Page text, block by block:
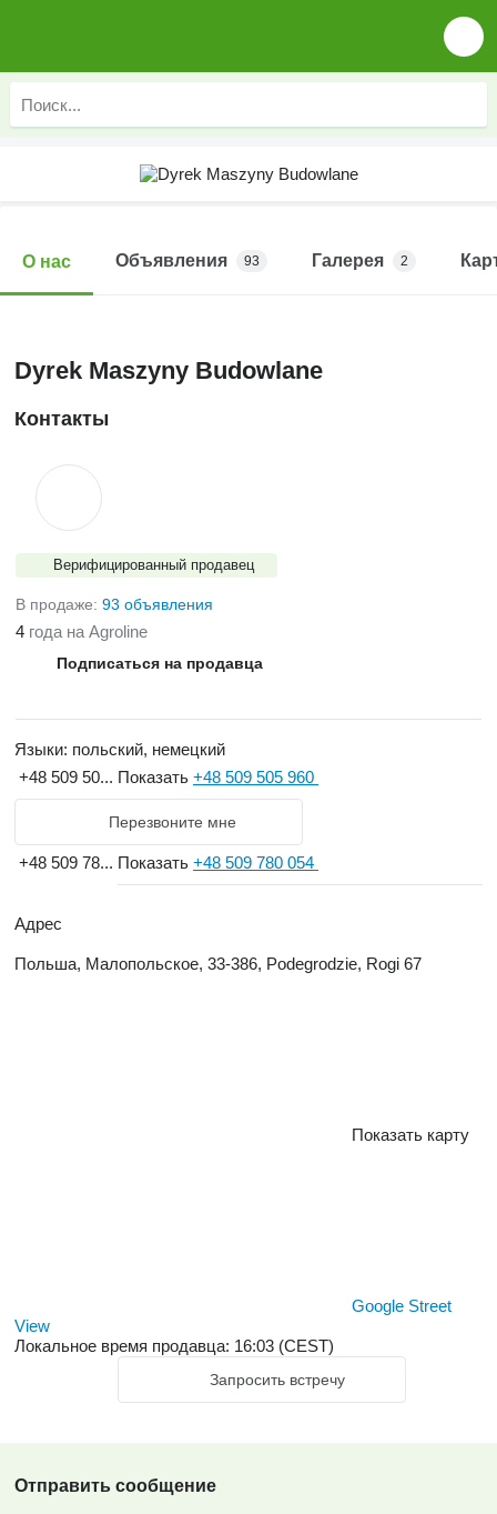
О нас Объявления 93 Галерея 2
Dyrek Maszyny Budowlane
Контакты
Верифицированный продавец
В продаже: 93 объявления
4 года на Agroline
Подписаться на продавца
Языки: польский, немецкий
+48 509 50... Показать +48 509 505 960
Перезвоните мне
+48 509 78... Показать +48 509 780 054
Адрес
Польша, Малопольское, 33-386, Podegrodzie, Rogi 67
Показать карту
Google Street
View
Локальное время продавца: 16:03 (CEST)
Запросить встречу
Отправить сообщение